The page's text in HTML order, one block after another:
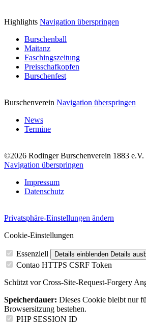
Highlights Navigation überspringen
Burschenball
Maitanz
Faschingszeitung
Preisschafkopfen
Burschenfest
Burschenverein Navigation überspringen
News
Termine
©2026 Rodinger Burschenverein 1883 e.V.
Navigation überspringen
Impressum
Datenschutz
Privatsphäre-Einstellungen ändern
Cookie-Einstellungen
Essenziell Details einblenden Details
Contao HTTPS CSRF Token
Schützt vor Cross-Site-Request-Forgery
Speicherdauer: Dieses Cookie bleibt nur
Browsersitzung bestehen.
PHP SESSION ID